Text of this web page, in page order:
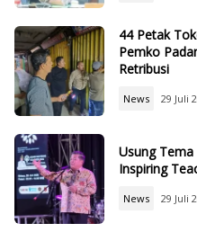
44 Petak
Pemko
Retribusi
News 29 Juli
Usung
Inspiring
News 29 Juli